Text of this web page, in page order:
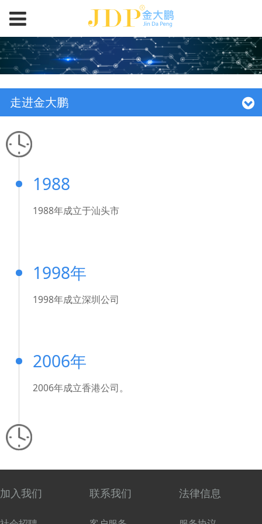
走进金大鹏
1988
1988年成立于汕头市
1998年
1998年成立深圳公司
2006年
2006年成立香港公司。
加入我们 联系我们 法律信息